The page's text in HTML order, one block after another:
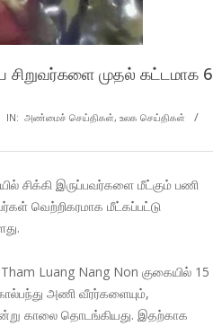
சிறுவர்களை முதல் கட்டமாக 6
IN: அண்மைச் செய்திகள், உலக செய்திகள்
சிக்கி இருப்பவர்களை மீட்கும் பணி
வெற்றிகரமாக மீட்கப்பட்டு
Luang Nang Non குகையில் 15
அணி வீரர்களையும்,
காலை தொடங்கியது. இதற்காக